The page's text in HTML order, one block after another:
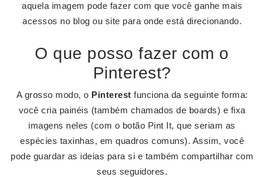
aquela imagem pode fazer com que você ganhe mais
acessos no blog ou site para onde está direcionando.
O que posso fazer com o
Pinterest?
A grosso modo, o Pinterest funciona da seguinte forma:
você cria painéis (também chamados de boards) e fixa
imagens neles (com o botão Pint It, que seriam as
espécies taxinhas, em quadros comuns). Assim, você
pode guardar as ideias para si e também compartilhar com
seus seguidores.